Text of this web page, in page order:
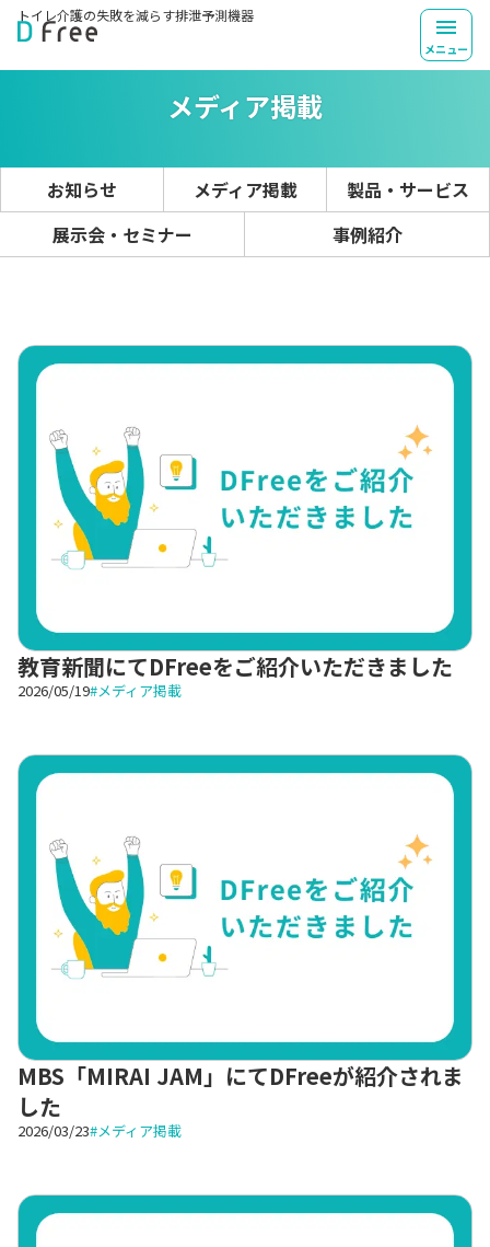
トイレ介護の失敗を減らす排泄予測機器
メニュー
TOP お知らせ一覧
メディア掲載
お知らせ メディア掲載
製品・サービス
展示会・セミナー
事例紹介
教育新聞にてDFreeをご紹介いただきました
2026/05/19#メディア掲載
MBS「MIRAI JAM」にてDFreeが紹介されま
した
2026/03/23#メディア掲載